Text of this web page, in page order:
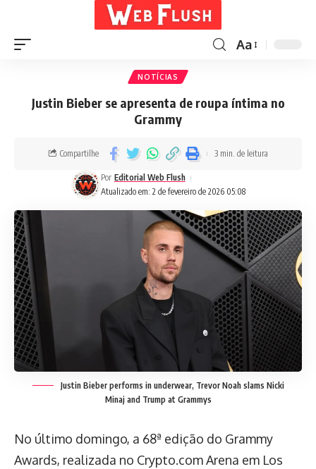
Aa
NOTÍCIAS
Justin Bieber se apresenta de roupa íntima no
Grammy
Atualizado em: 2 de fevereiro de 2026 05:08
Por Editorial Web Flush
Compartilhe 3 min. de leitura
Justin Bieber performs in underwear, Trevor Noah slams Nicki
Minaj and Trump at Grammys
No último domingo, a 68ª edição do Grammy
Awards, realizada no Crypto.com Arena em Los